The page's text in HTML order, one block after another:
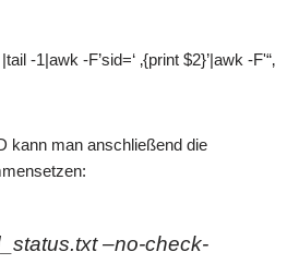
-1|awk -F’sid=‘ ‚{print $2}’|awk -F'“‚
kann man anschließend die
–no-check-